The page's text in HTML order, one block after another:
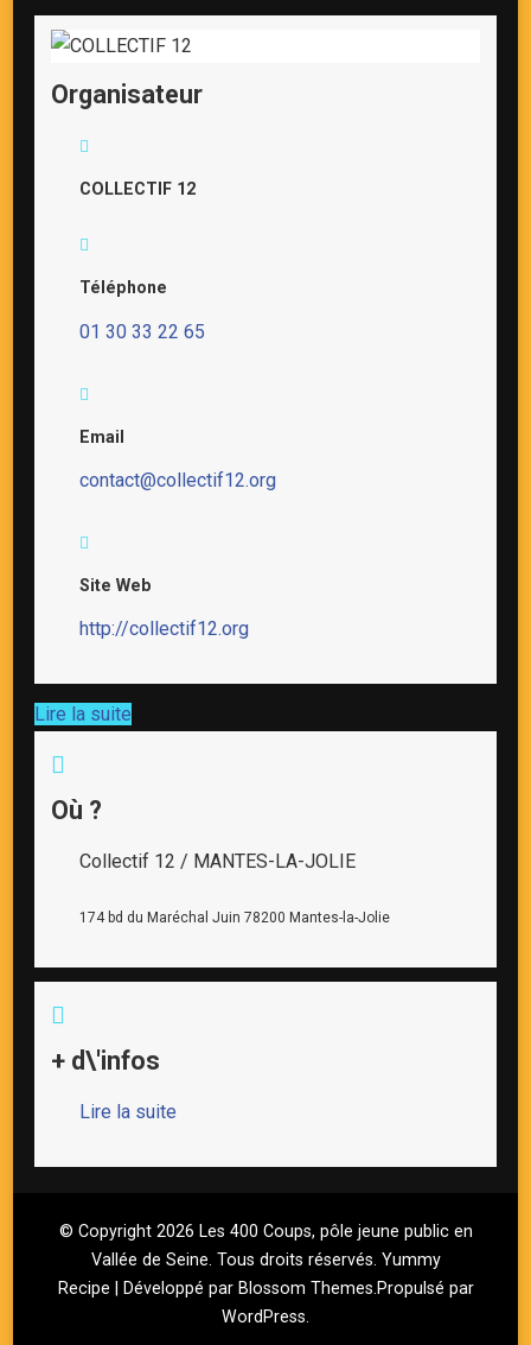
Organisateur
COLLECTIF 12
Téléphone
01 30 33 22 65
Email
contact@collectif12.org
Site Web
http://collectif12.org
Lire la suite
Où ?
Collectif 12 / MANTES-LA-JOLIE
174 bd du Maréchal Juin 78200 Mantes-la-Jolie
+ d\'infos
Lire la suite
© Copyright 2026 Les 400 Coups, pôle jeune public en
Vallée de Seine . Tous droits réservés. Yummy
Recipe | Développé par Blossom Themes .Propulsé par
WordPress